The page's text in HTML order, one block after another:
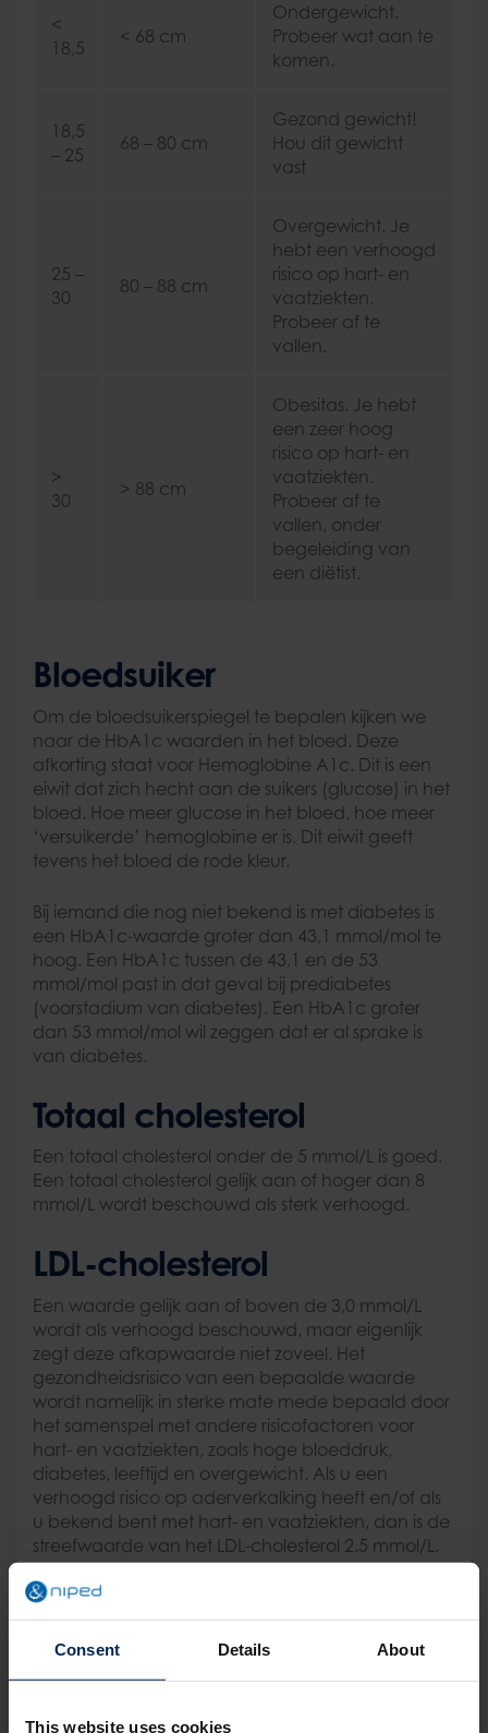
Consent Details About
This website uses cookies
<
18,5
< 68 cm
Ondergewicht.
Probeer wat aan te
komen.
18,5
– 25
68 – 80 cm
Gezond gewicht!
Hou dit gewicht
vast
25 –
30
80 – 88 cm
Overgewicht. Je
hebt een verhoogd
risico op hart- en
vaatziekten.
Probeer af te
vallen.
>
30
> 88 cm
Obesitas. Je hebt
een zeer hoog
risico op hart- en
vaatziekten.
Probeer af te
vallen, onder
begeleiding van
een diëtist.
Bloedsuiker
Om de bloedsuikerspiegel te bepalen kijken we
naar de HbA1c waarden in het bloed. Deze
afkorting staat voor Hemoglobine A1c. Dit is een
eiwit dat zich hecht aan de suikers (glucose) in het
bloed. Hoe meer glucose in het bloed, hoe meer
‘versuikerde’ hemoglobine er is. Dit eiwit geeft
tevens het bloed de rode kleur.
Bij iemand die nog niet bekend is met diabetes is
een HbA1c-waarde groter dan 43,1 mmol/mol te
hoog. Een HbA1c tussen de 43,1 en de 53
mmol/mol past in dat geval bij prediabetes
(voorstadium van diabetes). Een HbA1c groter
dan 53 mmol/mol wil zeggen dat er al sprake is
van diabetes.
Totaal cholesterol
Een totaal cholesterol onder de 5 mmol/L is goed.
Een totaal cholesterol gelijk aan of hoger dan 8
mmol/L wordt beschouwd als sterk verhoogd.
LDL-cholesterol
Een waarde gelijk aan of boven de 3,0 mmol/L
wordt als verhoogd beschouwd, maar eigenlijk
zegt deze afkapwaarde niet zoveel. Het
gezondheidsrisico van een bepaalde waarde
wordt namelijk in sterke mate mede bepaald door
het samenspel met andere risicofactoren voor
hart- en vaatziekten, zoals hoge bloeddruk,
diabetes, leeftijd en overgewicht. Als u een
verhoogd risico op aderverkalking heeft en/of als
u bekend bent met hart- en vaatziekten, dan is de
streefwaarde van het LDL-cholesterol 2.5 mmol/L.
Triglyceriden
Een normale triglyceridenwaarde ligt onder de 2,0